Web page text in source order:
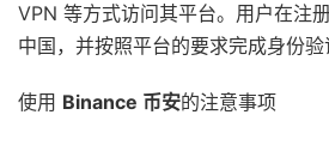
VPN 等方式访问其平台。用户在注
中国，并按照平台的要求完成身份验
使用 Binance 币安的注意事项